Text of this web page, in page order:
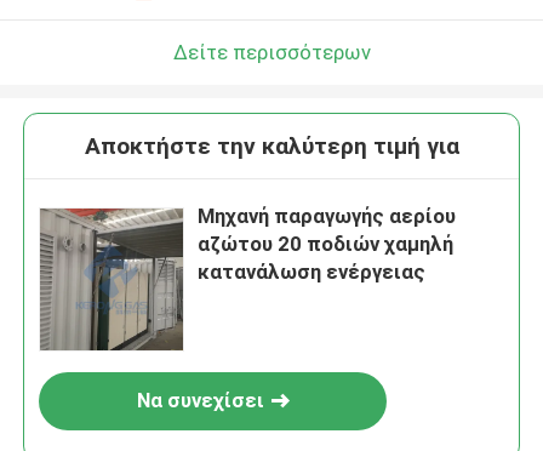
Δείτε περισσότερων
Αποκτήστε την καλύτερη τιμή για
Μηχανή παραγωγής αερίου
αζώτου 20 ποδιών χαμηλή
κατανάλωση ενέργειας
Να συνεχίσει